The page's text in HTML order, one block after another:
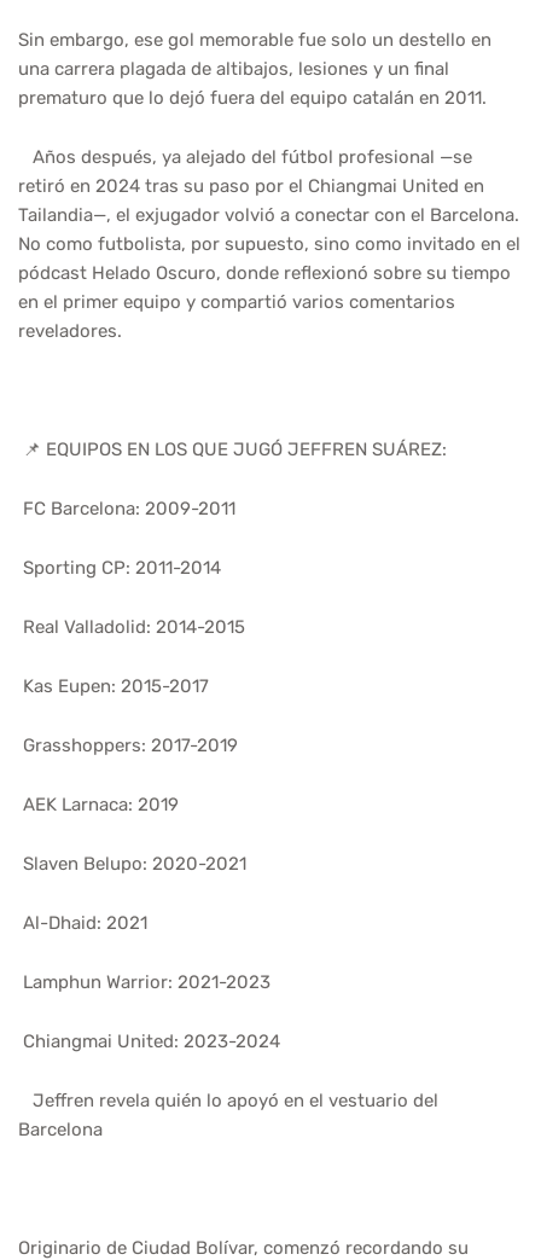
Sin embargo, ese gol memorable fue solo un destello en
una carrera plagada de altibajos, lesiones y un final
prematuro que lo dejó fuera del equipo catalán en 2011.
Años después, ya alejado del fútbol profesional —se
retiró en 2024 tras su paso por el Chiangmai United en
Tailandia—, el exjugador volvió a conectar con el Barcelona.
No como futbolista, por supuesto, sino como invitado en el
pódcast Helado Oscuro, donde reflexionó sobre su tiempo
en el primer equipo y compartió varios comentarios
reveladores.
📌 EQUIPOS EN LOS QUE JUGÓ JEFFREN SUÁREZ:
FC Barcelona: 2009-2011
Sporting CP: 2011-2014
Real Valladolid: 2014-2015
Kas Eupen: 2015-2017
Grasshoppers: 2017-2019
AEK Larnaca: 2019
Slaven Belupo: 2020-2021
Al-Dhaid: 2021
Lamphun Warrior: 2021-2023
Chiangmai United: 2023-2024
Jeffren revela quién lo apoyó en el vestuario del
Barcelona
Originario de Ciudad Bolívar, comenzó recordando su